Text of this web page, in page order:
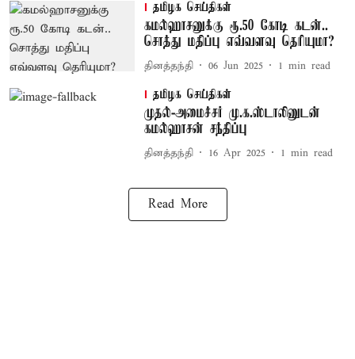
தமிழக செய்திகள்
கமல்ஹாசனுக்கு ரூ.50 கோடி கடன்..
சொத்து மதிப்பு எவ்வளவு தெரியுமா?
தினத்தந்தி 06 Jun 2025 1 min read
தமிழக செய்திகள்
முதல்-அமைச்சர் மு.க.ஸ்டாலினுடன்
கமல்ஹாசன் சந்திப்பு
தினத்தந்தி 16 Apr 2025 1 min read
Read More